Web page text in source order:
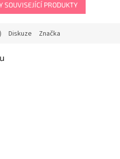
SOUVISEJÍCÍ PRODUKTY
Diskuze Značka